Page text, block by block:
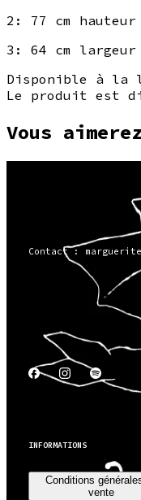
2: 77 cm
3: 64 cm largeur
Disponible à la
Le produit est
Vous
INFORMATIONS
Conditions
vente
Contact :